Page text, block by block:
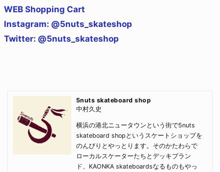
WEB Shopping Cart
Instagram: @5nuts_skateshop
Twitter: @5nuts_skateshop
5nuts skateboard shop
中村久史
横浜の港北ニュータウンという街で5nuts
skateboard shopというスケートショップを
のんびりとやっとります。そのかたわらで
ローカルスケーターたちとデッキブラン
ド、KAONKA skateboardsなるものもやっ